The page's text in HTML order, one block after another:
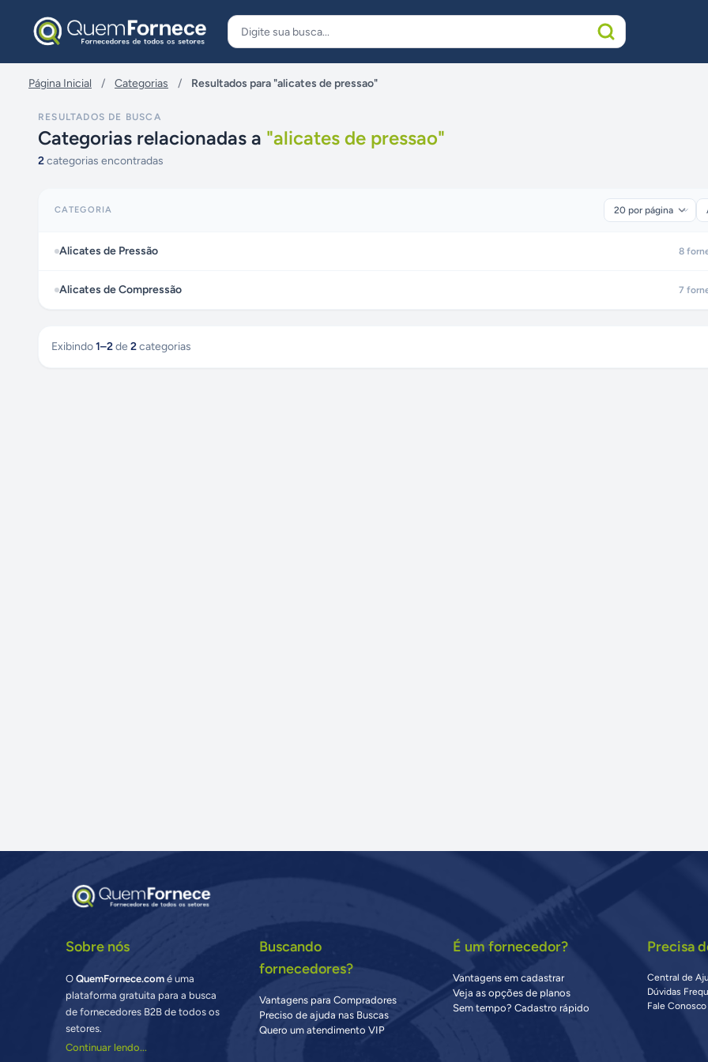
Página Inicial / Categorias / Resultados para "alicates de pressao"
RESULTADOS DE BUSCA
Categorias relacionadas a "alicates de pressao"
2categorias encontradas
CATEGORIA
Alicates de Pressão 8
Alicates de Compressão 7
Exibindo1–2de 2categorias
Sobre nós
OQuemFornece.com é uma
plataforma gratuita para a busca
de fornecedores B2B de todos os
setores.
Continuar lendo...
Buscando
fornecedores?
Vantagens para Compradores
Preciso de ajuda nas Buscas
Quero um atendimento VIP
É um fornecedor?
Vantagens em cadastrar
Veja as opções de planos
Sem tempo? Cadastro rápido
Precisa
Central de
Dúvidas
Fale Conosco